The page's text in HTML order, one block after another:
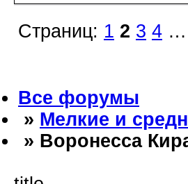
Страниц: 1 2 3 4 …
Все форумы
» Мелкие и
» Воронесса